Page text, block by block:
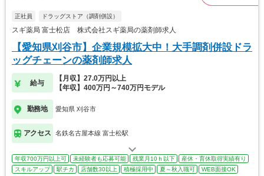
正社員 ドラッグストア（調剤併設）
スギ薬局 富士松店 株式会社スギ薬局の薬剤師求人
【愛知県刈谷市】企業規模拡大中！大手調剤併設ドラ
ッグチェーンの薬剤師求人
給与
【月収】27.0万円以上
【年収】400万円～740万円モデル
勤務地 愛知県 刈谷市
アクセス 名鉄名古屋本線 富士松駅
年収700万円以上可 未経験者も応募可能 残業月10ｈ以下
産休・育休取得実績有り
スキルアップ
駅チカ 店舗数30以上 積極採用中 夏～秋入職可 WEB面接OK